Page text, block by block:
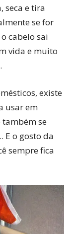
seca e tira
se for
cabelo sai
vida e muito
existe
usar em
se
E o gosto da
sempre fica